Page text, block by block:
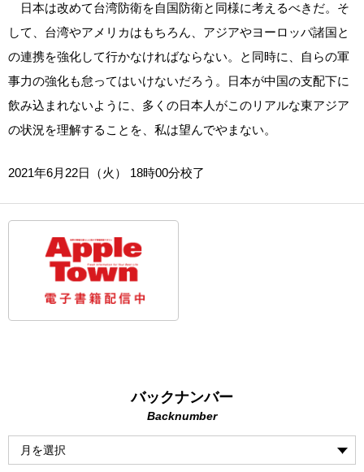
日本は改めて台湾防衛を自国防衛と同様に考えるべきだ。そ
して、台湾やアメリカはもちろん、アジアやヨーロッパ諸国と
の連携を強化して行かなければならない。と同時に、自らの軍
事力の強化も怠ってはいけないだろう。日本が中国の支配下に
飲み込まれないように、多くの日本人がこのリアルな東アジア
の状況を理解することを、私は望んでやまない。
2021年6月22日（火） 18時00分校了
バックナンバー
Backnumber